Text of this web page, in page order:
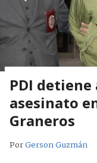
PDI
asesinato
Graneros
PorGerson Guzmán